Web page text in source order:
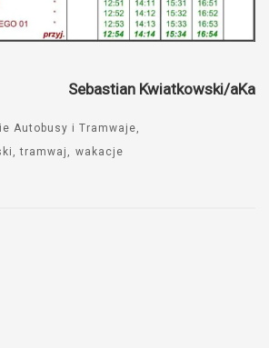
Sebastian Kwiatkowski/aKa
Autobusy i Tramwaje
tramwaj wakacje